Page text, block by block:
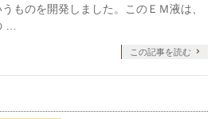
ものを開発しました。このＥＭ液は、
…
この記事を読む